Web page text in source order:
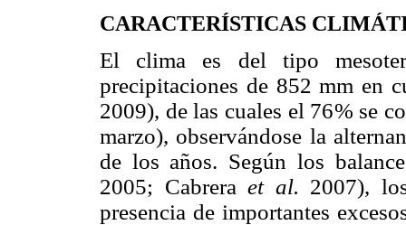
CARACTERÍSTICAS
El clima es del tipo
precipitaciones de 852 mm en
2009), de las cuales el 76% se
marzo), observándose la
de los años. Según los
2005; Cabreraet al. 2007),
presencia de importantes